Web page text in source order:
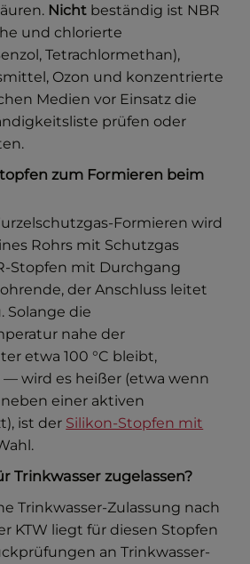
Nicht beständig ist NBR
und chlorierte
Tetrachlormethan),
Ozon und konzentrierte
Medien vor Einsatz die
prüfen oder
zum Formieren beim
Formieren wird
Rohrs mit Schutzgas
Stopfen mit Durchgang
der Anschluss leitet
Solange die
nahe der
etwa 100 °C bleibt,
wird es heißer (etwa wenn
einer aktiven
ist der Silikon-Stopfen mit
Trinkwasser zugelassen?
Trinkwasser-Zulassung nach
KTW liegt für diesen Stopfen
an Trinkwasser-